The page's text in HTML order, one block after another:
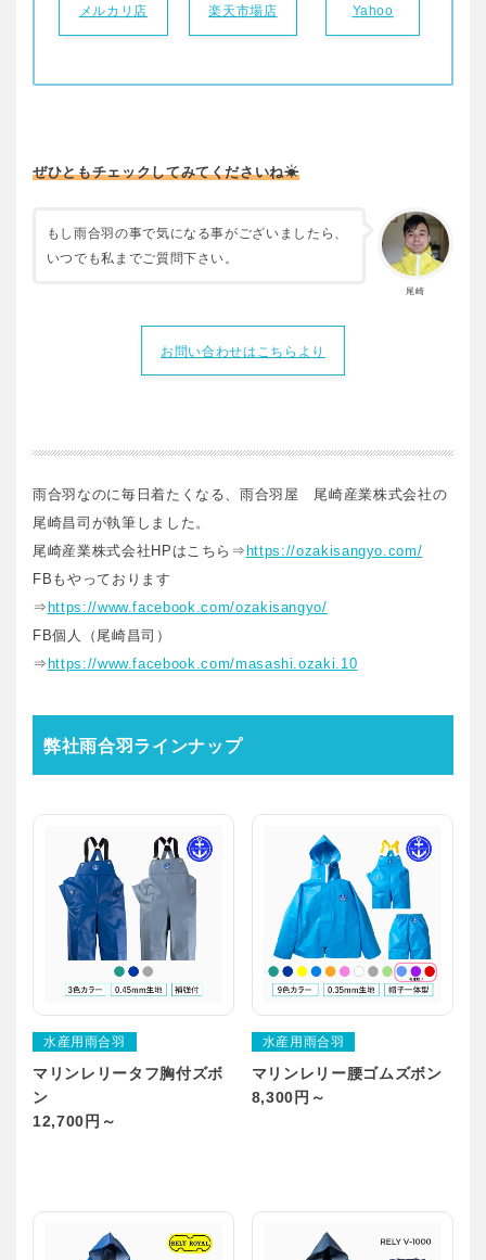
メルカリ店 楽天市場店 Yahoo
ぜひともチェックしてみてくださいね☀
尾崎
もし雨合羽の事で気になる事がございましたら、
いつでも私までご質問下さい。
お問い合わせはこちらより
雨合羽なのに毎日着たくなる、雨合羽屋 尾崎産業株式会社の
尾崎昌司が執筆しました。
尾崎産業株式会社HPはこちら⇒ https://ozakisangyo.com/
FBもやっております
⇒ https://www.facebook.com/ozakisangyo/
FB個人（尾崎昌司）
⇒ https://www.facebook.com/masashi.ozaki.10
弊社雨合羽ラインナップ
水産用雨合羽
マリンレリータフ胸付ズボ
ン
12,700円～
水産用雨合羽
マリンレリー腰ゴムズボン
8,300円～